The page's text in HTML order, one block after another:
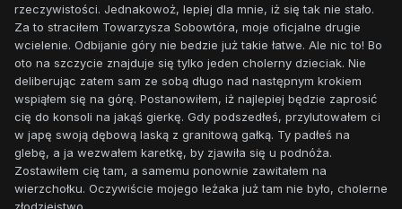
rzeczywistości. Jednakowoż, lepiej dla mnie, iż się tak nie stało.
Za to straciłem Towarzysza Sobowtóra, moje oficjalne drugie
wcielenie. Odbijanie góry nie bedzie już takie łatwe. Ale nic to! Bo
oto na szczycie znajduje się tylko jeden cholerny dzieciak. Nie
deliberując zatem sam ze sobą długo nad następnym krokiem
wspiąłem się na górę. Postanowiłem, iż najlepiej będzie zaprosić
cię do konsoli na jakąś gierkę. Gdy podszedłeś, przylutowałem ci
w japę swoją dębową laską z granitową gałką. Ty padłeś na
glebę, a ja wezwałem karetkę, by zjawiła się u podnóża.
Zostawiłem cię tam, a samemu ponownie zawitałem na
wierzchołku. Oczywiście mojego leżaka już tam nie było, cholerne